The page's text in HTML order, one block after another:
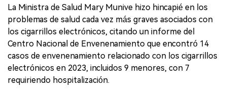
La Ministra de Salud Mary Munive hizo hincapié en los
problemas de salud cada vez más graves asociados con
los cigarrillos electrónicos, citando un informe del
Centro Nacional de Envenenamiento que encontró 14
casos de envenenamiento relacionado con los cigarrillos
electrónicos en 2023, incluidos 9 menores, con 7
requiriendo hospitalización.